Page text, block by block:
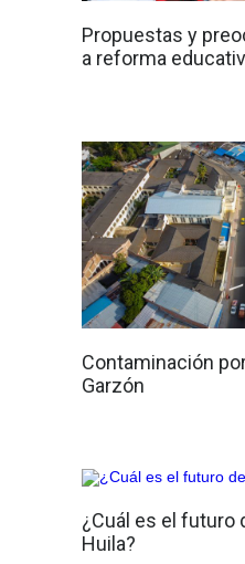
Propuestas y
a reforma
Contaminación
Garzón
¿Cuál es el futuro
Huila?